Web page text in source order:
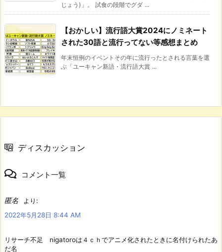
じょう)」。 試食の段階でグダ ...
【おかしい】流行語大賞2024にノミネート
された30語と流行ってない等感想まとめ
年末恒例のイベントその年に流行ったとされる言葉を選
ぶ「ユーキャン新語・流行語大賞 ...
ディスカッション
コメント一覧
匿名
より:
2022年5月28日 8:44 AM
リサーチ不足 nigatoroは４ｃｈでアニメ化されたときに名付けられたあ
だ名